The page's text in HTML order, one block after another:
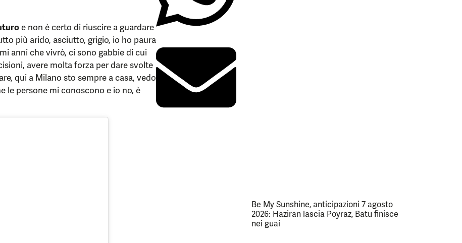
e non è certo di riuscire a guardare
più arido, asciutto, grigio, io ho paura
anni che vivrò, ci sono gabbie di cui
avere molta forza per dare svolte
qui a Milano sto sempre a casa, vedo
le persone mi conoscono e io no, è
Be My Sunshine, anticipazioni 7 agosto
2026: Haziran lascia Poyraz, Batu finisce
nei guai